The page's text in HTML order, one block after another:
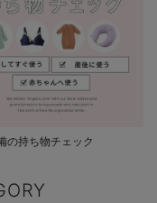
の持ち物チェック